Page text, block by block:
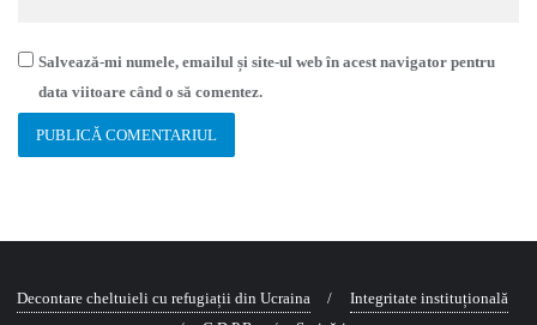
Salvează-mi numele, emailul și site-ul web în acest navigator pentru
data viitoare când o să comentez.
Decontare cheltuieli cu refugiații din Ucraina
Integritate instituțională